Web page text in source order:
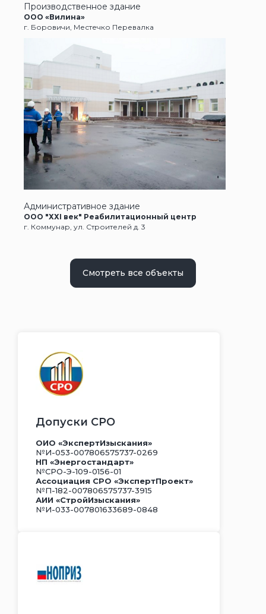
Производственное здание
ООО «Вилина»
г. Боровичи, Местечко Перевалка
Административное здание
ООО "ХХI век" Реабилитационный центр
г. Коммунар, ул. Строителей д. 3
Смотреть все объекты
Допуски СРО
ОИО «ЭкспертИзыскания»
№И-053-007806575737-0269
НП «Энергостандарт»
№СРО-Э-109-0156-01
Ассоциация СРО «ЭкспертПроект»
№П-182-007806575737-3915
АИИ «СтройИзыскания»
№И-033-007801633689-0848